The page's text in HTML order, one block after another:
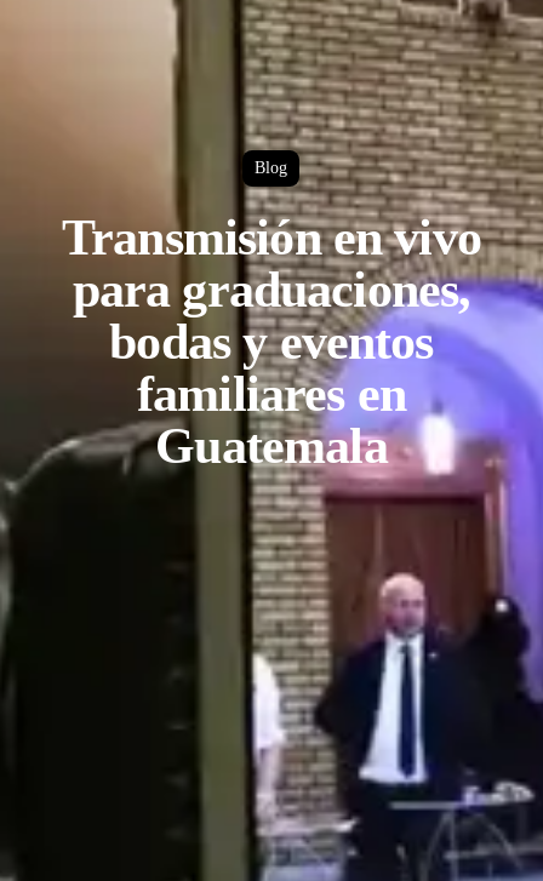
Blog
Transmisión en vivo
para graduaciones,
bodas y eventos
familiares en
Guatemala